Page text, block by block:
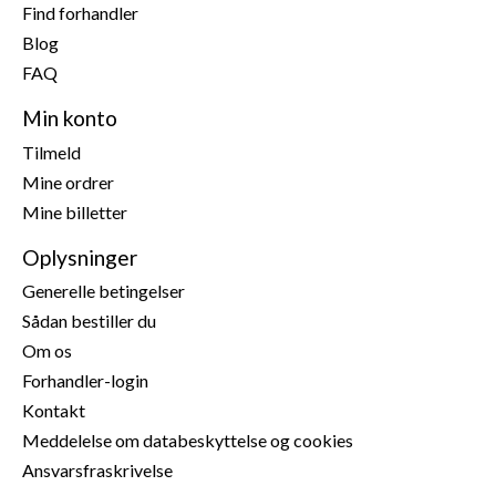
Find forhandler
Blog
FAQ
Min konto
Tilmeld
Mine ordrer
Mine billetter
Oplysninger
Generelle betingelser
Sådan bestiller du
Om os
Forhandler-login
Kontakt
Meddelelse om databeskyttelse og cookies
Ansvarsfraskrivelse